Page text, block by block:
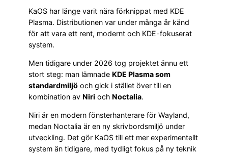
KaOS har länge varit nära förknippat med KDE
Plasma. Distributionen var under många år känd
för att vara ett rent, modernt och KDE-fokuserat
system.
Men tidigare under 2026 tog projektet ännu ett
stort steg: man lämnade KDE Plasma som
standardmiljö och gick i stället över till en
kombination av Niri och Noctalia.
Niri är en modern fönsterhanterare för Wayland,
medan Noctalia är en ny skrivbordsmiljö under
utveckling. Det gör KaOS till ett mer experimentellt
system än tidigare, med tydligt fokus på ny teknik